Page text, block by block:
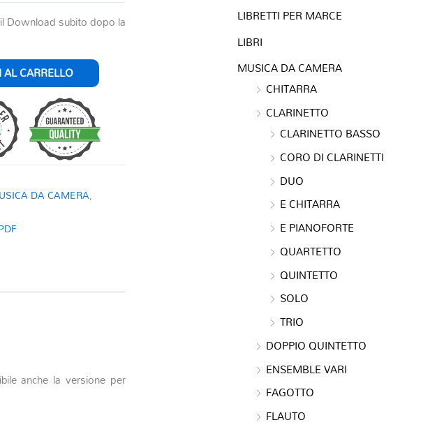
Download subito dopo la
CARRELLO
DA CAMERA,
anche la versione per
LIBRETTI PER MARCE
LIBRI
MUSICA DA CAMERA
CHITARRA
CLARINETTO
CLARINETTO BASSO
CORO DI CLARINETTI
DUO
E CHITARRA
E PIANOFORTE
QUARTETTO
QUINTETTO
SOLO
TRIO
DOPPIO QUINTETTO
ENSEMBLE VARI
FAGOTTO
FLAUTO